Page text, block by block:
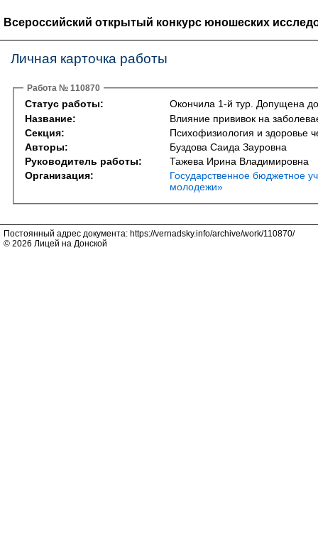
Всероссийский открытый конкурс юношеских
Личная карточка работы
Работа № 110870
Статус работы:
Окончила 1-й тур. Допущена
Название:
Влияние прививок на
Секция:
Психофизиология и здоровье
Авторы:
Буздова Саида Зауровна
Руководитель работы:
Тажева Ирина Владимировна
Организация:
Государственное бюджетное
молодежи»
Постоянный адрес документа: https://vernadsky.info/archive/work/110870/
© 2026 Лицей на Донской